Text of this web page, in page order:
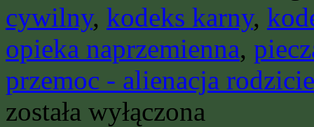
cywilny, kodeks karny,
opieka naprzemienna,
przemoc - alienacja
została wyłączona